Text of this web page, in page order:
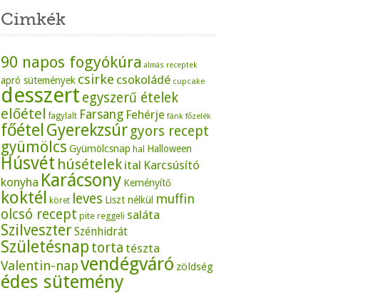
Cimkék
90 napos fogyókúra almás receptek
apró sütemények csirke csokoládé cupcake
desszert egyszerű ételek
előétel fagylalt Farsang Fehérje fánk főzelék
főétel Gyerekzsúr gyors recept
gyümölcs Gyümölcsnap hal Halloween
Húsvét húsételek ital Karcsúsító
konyha Karácsony Keményítő
koktél köret leves Liszt nélkül muffin
olcsó recept pite reggeli saláta
SzilveszterSzénhidrát
Születésnap torta tészta
Valentin-napvendégváró zöldség
édes sütemény